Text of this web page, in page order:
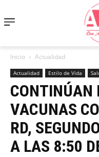
Inicio Actualidad
Actualidad Estilo de Vida
CONTINÚAN
VACUNAS
RD,
A LAS 8:50